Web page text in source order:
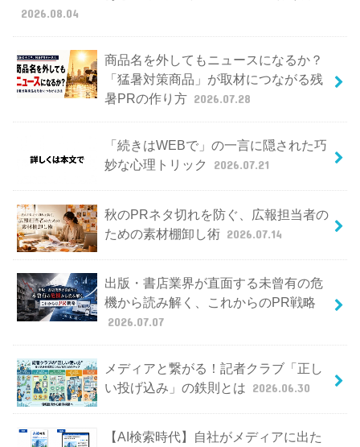
2026.08.04
商品名を外してもニュースになるか？
「猛暑対策商品」が取材につながる残
暑PRの作り方 2026.07.28
「続きはWEBで」の一言に隠された巧
妙な心理トリック
2026.07.21
秋のPRネタ切れを防ぐ、広報担当者の
ための素材棚卸し術 2026.07.14
出版・書店業界が直面する未曾有の危
機から読み解く、これからのPR戦略
2026.07.07
メディアと繋がる！記者クラブ「正し
い投げ込み」の鉄則とは 2026.06.30
【AI検索時代】自社がメディアに出た